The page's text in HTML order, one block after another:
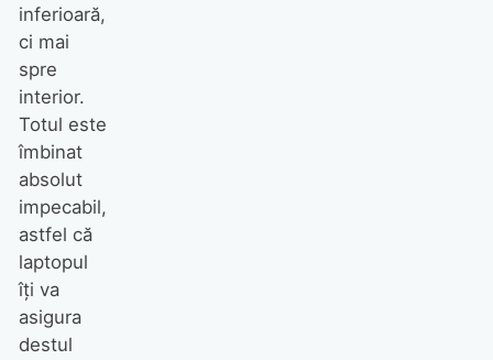
inferioară,
ci mai
spre
interior.
Totul este
îmbinat
absolut
impecabil,
astfel că
laptopul
îţi va
asigura
destul